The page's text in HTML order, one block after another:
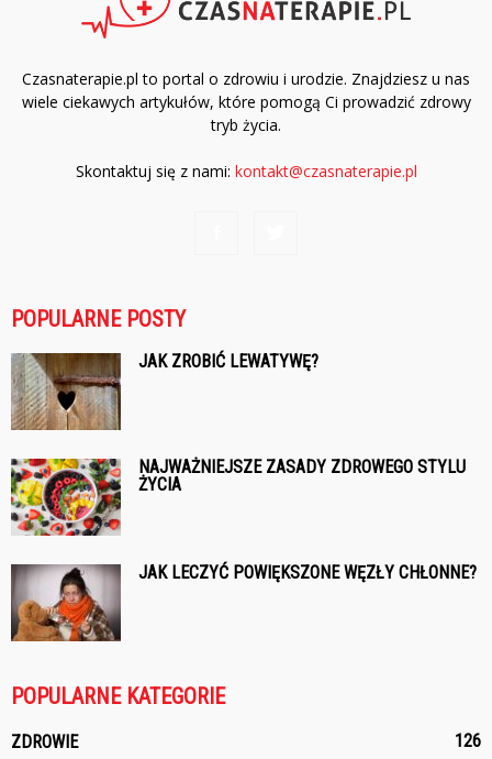
Czasnaterapie.pl to portal o zdrowiu i urodzie. Znajdziesz u nas
wiele ciekawych artykułów, które pomogą Ci prowadzić zdrowy
tryb życia.
Skontaktuj się z nami: kontakt@czasnaterapie.pl
POPULARNE POSTY
JAK ZROBIĆ LEWATYWĘ?
NAJWAŻNIEJSZE ZASADY ZDROWEGO STYLU
ŻYCIA
JAK LECZYĆ POWIĘKSZONE WĘZŁY CHŁONNE?
POPULARNE KATEGORIE
ZDROWIE 126